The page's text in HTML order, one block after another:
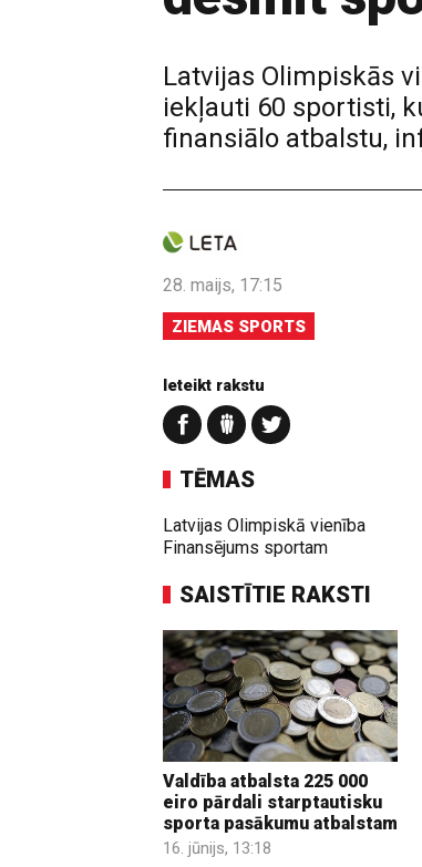
Latvijas Olimpiskās
iekļauti 60 sportisti,
finansiālo atbalstu,
28. maijs, 17:15
ZIEMAS SPORTS
Ieteikt rakstu
TĒMAS
Latvijas Olimpiskā vienība
Finansējums sportam
SAISTĪTIE RAKSTI
Valdība atbalsta 225 000
eiro pārdali starptautisku
sporta pasākumu atbalstam
16. jūnijs, 13:18